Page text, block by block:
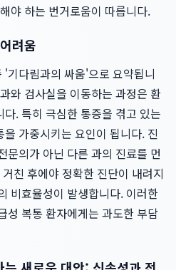
야 하는 번거로움이 따릅니다.
려움
기다림과의 싸움'으로 요약됩니
와 검사실을 이동하는 과정은 환
. 특히 극심한 통증을 겪고 있는
가중시키는 요인이 됩니다. 진
문의가 아닌 다른 과의 진료를 먼
친 후에야 정확한 진단이 내려지
비효율성이 발생합니다. 이러한
성 복통 환자에게는 과도한 부담